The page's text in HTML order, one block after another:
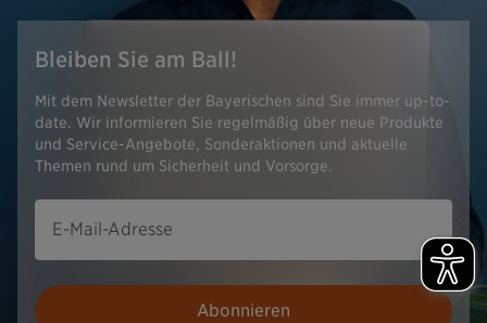
Bleiben Sie am Ball!
Mit dem Newsletter der Bayerischen sind Sie immer up-to-
date. Wir informieren Sie regelmäßig über neue Produkte
und Service-Angebote, Sonderaktionen und aktuelle
Themen rund um Sicherheit und Vorsorge.
E-Mail-Adresse
Abonnieren